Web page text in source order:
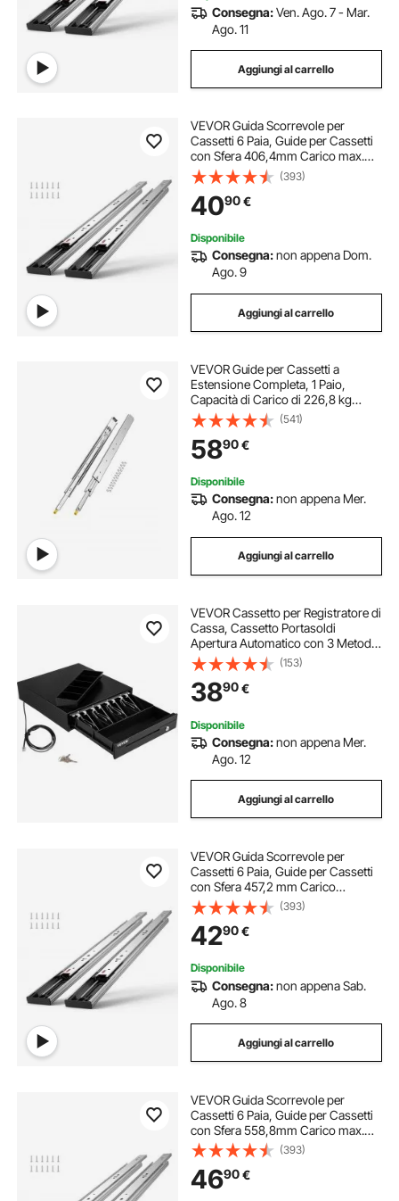
Consegna:Ven. Ago. 7 - Mar.
Ago. 11
Aggiungi al carrello
VEVOR Guida Scorrevole per
Cassetti 6 Paia, Guide per Cassetti
con Sfera 406,4mm Carico max.
45,4kg, Guida Cassetto Estraibile
Laterale Estensione Completa
Ripiano dell'Armadio, Set di Guida
Cassetti
(393)
4090€
Disponibile
Consegna:non appena Dom.
Ago. 9
Aggiungi al carrello
VEVOR Guide per Cassetti a
Estensione Completa, 1 Paio,
Capacità di Carico di 226,8 kg
Binario per Cassetti con
Bloccaggio, Cuscinetti a Sfera con
Guida Scorrevole, Lunghezza
Estensione 1016 mm
(541)
5890€
Disponibile
Consegna:non appena Mer.
Ago. 12
Aggiungi al carrello
VEVOR Cassetto per Registratore di
Cassa, Cassetto Portasoldi
Apertura Automatico con 3 Metodi
di Sblocco, Cassetta Portavalori
con 4 Scomparti per Banconote e 5
per Monete, 33,6 x 36,8 x 8 cm
(Nero)
(153)
3890€
Disponibile
Consegna:non appena Mer.
Ago. 12
Aggiungi al carrello
VEVOR Guida Scorrevole per
Cassetti 6 Paia, Guide per Cassetti
con Sfera 457,2 mm Carico
max.45,4kg, Guida Cassetto
Estraibile Laterale Estensione
Completa Ripiano dell'Armadio, Set
di Guida Cassetti
(393)
4290€
Disponibile
Consegna:non appena Sab.
Ago. 8
Aggiungi al carrello
VEVOR Guida Scorrevole per
Cassetti 6 Paia, Guide per Cassetti
con Sfera 558,8mm Carico max.
45,4kg, Guida Cassetto Estraibile
Laterale Estensione Completa
Ripiano dell'Armadio, Set di Guida
Cassetti
(393)
4690€